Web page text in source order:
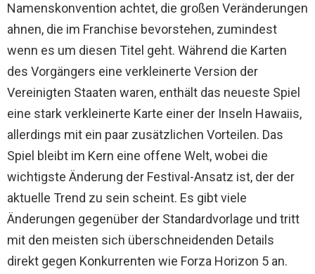
Namenskonvention achtet, die großen Veränderungen
ahnen, die im Franchise bevorstehen, zumindest
wenn es um diesen Titel geht. Während die Karten
des Vorgängers eine verkleinerte Version der
Vereinigten Staaten waren, enthält das neueste Spiel
eine stark verkleinerte Karte einer der Inseln Hawaiis,
allerdings mit ein paar zusätzlichen Vorteilen. Das
Spiel bleibt im Kern eine offene Welt, wobei die
wichtigste Änderung der Festival-Ansatz ist, der der
aktuelle Trend zu sein scheint. Es gibt viele
Änderungen gegenüber der Standardvorlage und tritt
mit den meisten sich überschneidenden Details
direkt gegen Konkurrenten wie Forza Horizon 5 an.